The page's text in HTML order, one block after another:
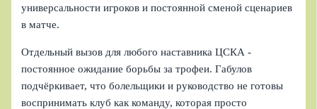
универсальности игроков и постоянной сменой сценариев
в матче.
Отдельный вызов для любого наставника ЦСКА -
постоянное ожидание борьбы за трофеи. Габулов
подчёркивает, что болельщики и руководство не готовы
воспринимать клуб как команду, которая просто